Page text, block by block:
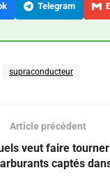
Telegram
supraconducteur
Article précédent
veut faire tourner
captés